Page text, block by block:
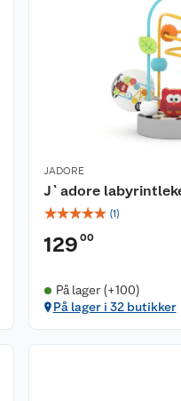
JADORE
J`adore
☆☆☆☆☆ (1)
129 00
På lager (+100)
På lager i 32 butikker